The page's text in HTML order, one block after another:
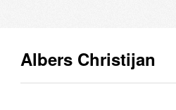
Albers Christijan